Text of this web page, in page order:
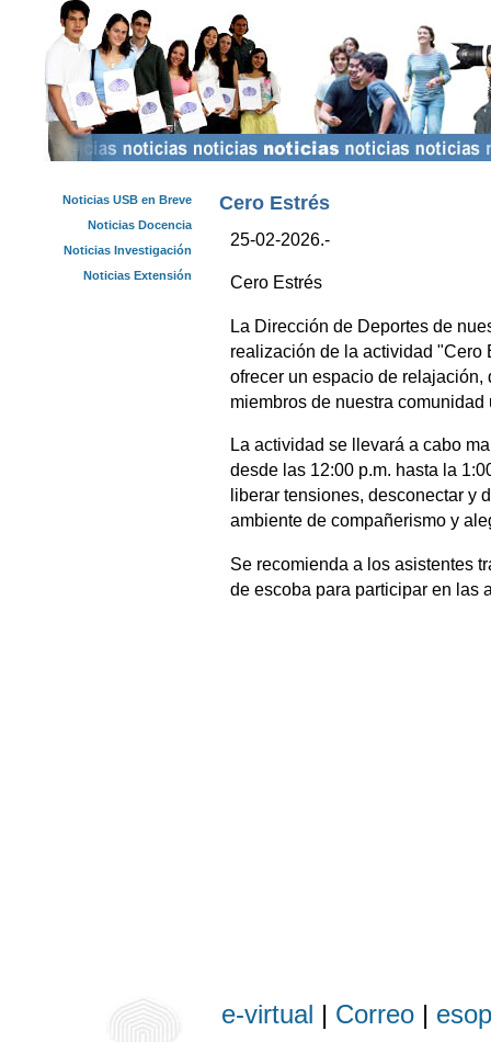
Cero Estrés
25-02-2026.-
Cero Estrés
La Dirección de Deportes de
realización de la actividad "Cero
ofrecer un espacio de
miembros de nuestra comunidad
La actividad se llevará a cabo
desde las 12:00 p.m. hasta la
liberar tensiones, desconectar y
ambiente de compañerismo y
Se recomienda a los asistentes
de escoba para participar en las
Noticias USB en Breve
Noticias Docencia
Noticias Investigación
Noticias Extensión
e-virtual | Correo|